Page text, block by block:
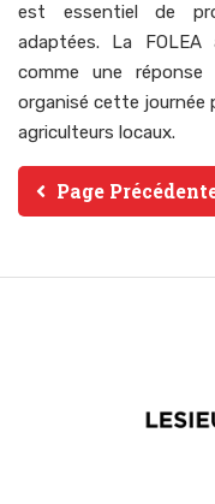
est essentiel de
adaptées. La
comme une
organisé cette journée
agriculteurs locaux.
Page